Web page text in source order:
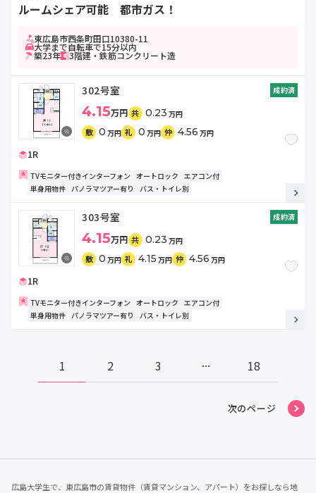
ルームシェア可能 都市ガス！
東広島市西条町田口10380-11
大学まで自転車で15分以内
築23年 3階建・鉄筋コンクリート造
302号室 成約済
4.15万円 共 0.23 万円
敷 0 万円 礼 0 万円 仲 4.56 万円
1R
TVモニター付きインターフォン オートロック エアコン付
単身用物件 パノラマツアー有り バス・トイレ別
303号室 成約済
4.15万円 共 0.23 万円
敷 0 万円 礼 4.15 万円 仲 4.56 万円
1R
TVモニター付きインターフォン オートロック エアコン付
単身用物件 パノラマツアー有り バス・トイレ別
1 2 3 ...
次のページ
18
広島大学生で、東広島市の賃貸物件（賃貸マンション、アパート）をお探しなら地